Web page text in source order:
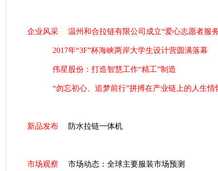
企业风采 温州和合拉链有限公司成立“爱心志愿者服
2017年“3F”杯海峡两岸大学生设计营圆满落幕
伟星股份：打造智慧工作“精工”制造
“勿忘初心、追梦前行”拼搏在产业链上的人生情
新品发布 防水拉链一体机
市场观察 市场动态：全球主要服装市场预测